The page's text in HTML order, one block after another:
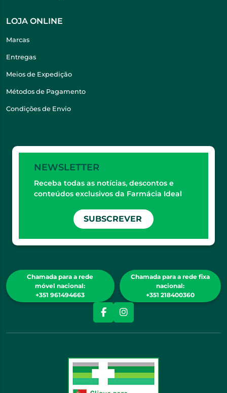
LOJA ONLINE
Marcas
Entregas
Meios de Expedição
Métodos de Pagamento
Condições de Envio
NEWSLETTER
Receba todas as notícias, descontos e
conteúdos exclusivos da Farmácia Ideal
SUBSCREVER
Chamada para a rede
móvel nacional:
+351 961494663
Chamada para a rede fixa
nacional:
+351 218400360